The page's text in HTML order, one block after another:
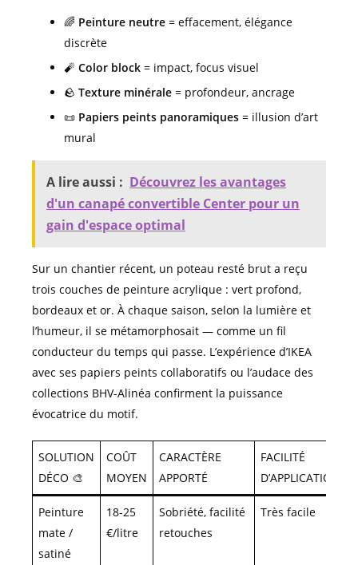
🌈 Peinture neutre = effacement, élégance
discrète
🧨 Color block = impact, focus visuel
🪨 Texture minérale = profondeur, ancrage
📜 Papiers peints panoramiques = illusion d’art
mural
A lire aussi : Découvrez les avantages
d'un canapé convertible Center pour un
gain d'espace optimal
Sur un chantier récent, un poteau resté brut a reçu
trois couches de peinture acrylique : vert profond,
bordeaux et or. À chaque saison, selon la lumière et
l’humeur, il se métamorphosait — comme un fil
conducteur du temps qui passe. L’expérience d’IKEA
avec ses papiers peints collaboratifs ou l’audace des
collections BHV-Alinéa confirment la puissance
évocatrice du motif.
SOLUTION
DÉCO 🎨
COÛT
MOYEN
CARACTÈRE
APPORTÉ
FACILITÉ
D’APPLICATION
Peinture
mate /
satiné
18-25
€/litre
Sobriété, facilité
retouches
Très facile